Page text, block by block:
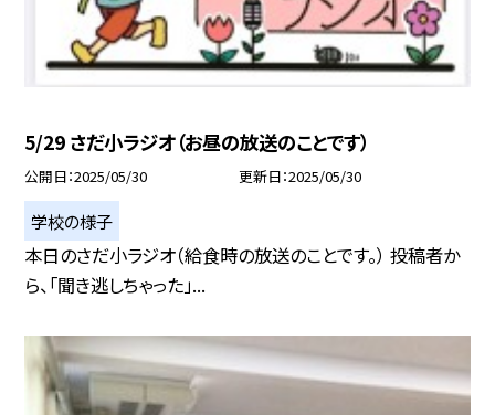
5/29 さだ小ラジオ（お昼の放送のことです）
公開日 2025/05/30 更新日 2025/05/30
学校の様子
本日のさだ小ラジオ（給食時の放送のことです。） 投稿者か
ら、「聞き逃しちゃった」...